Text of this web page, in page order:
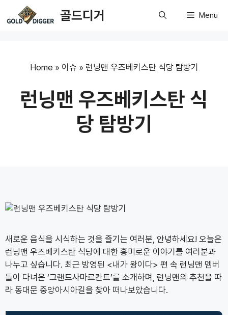
to
골드디거 Menu
Home » 이슈 » 런닝맨 우즈베키스탄 식당 탐방기
런닝맨 우즈베키스탄 식
당 탐방기
새로운 음식을 시식하는 것을 즐기는 여러분, 안녕하세요! 오늘은
런닝맨 우즈베키스탄 식당에 대한 흥미로운 이야기를 여러분과
나누고 싶습니다. 최근 방영된 <내가 왕이다> 편 속 런닝맨 멤버
들이 다녀온 ‘그랜드사마르칸트’를 소개하며, 런닝맨의 추천을 따
라 동대문 중앙아시아길을 찾아 떠나보았습니다.